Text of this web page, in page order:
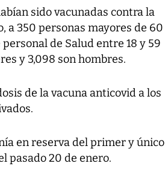
sido vacunadas contra la
a 350 personas mayores de 60
de Salud entre 18 y 59
y 3,098 son hombres.
de la vacuna anticovid a los
en reserva del primer y único
pasado 20 de enero.